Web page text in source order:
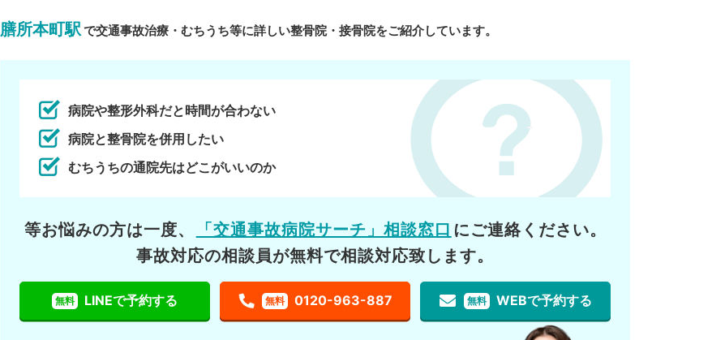
膳所本町駅で交通事故治療・むちうち等に詳しい整骨院・接骨院をご紹介しています。
病院や整形外科だと時間が合わない
病院と整骨院を併用したい
むちうちの通院先はどこがいいのか
等お悩みの方は一度、 「交通事故病院サーチ」相談窓口 にご連絡ください。
事故対応の相談員が無料で相談対応致します。
無料 LINEで予約する 無料 0120-963-887 無料 WEBで予約する